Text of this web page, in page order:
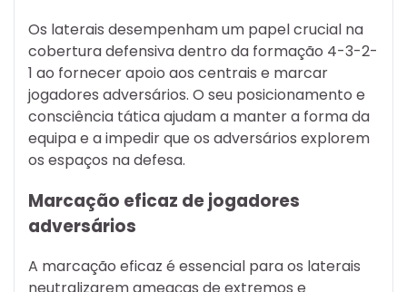
Os laterais desempenham um papel crucial na
cobertura defensiva dentro da formação 4-3-2-
1 ao fornecer apoio aos centrais e marcar
jogadores adversários. O seu posicionamento e
consciência tática ajudam a manter a forma da
equipa e a impedir que os adversários explorem
os espaços na defesa.
Marcação eficaz de jogadores
adversários
A marcação eficaz é essencial para os laterais